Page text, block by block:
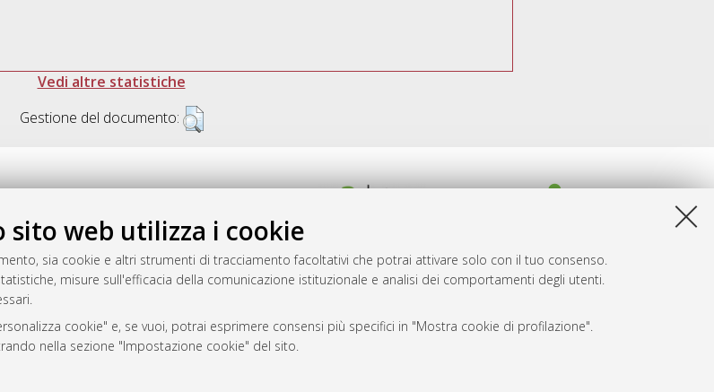
sito web utilizza i cookie
sia cookie e altri strumenti di tracciamento facoltativi che potrai attivare solo con il tuo consenso.
misure sull'efficacia della comunicazione istituzionale e analisi dei comportamenti degli utenti.
cookie" e, se vuoi, potrai esprimere consensi più specifici in "Mostra cookie di profilazione".
nella sezione "Impostazione cookie" del sito.
Vedi altre statistiche
Gestione del documento: